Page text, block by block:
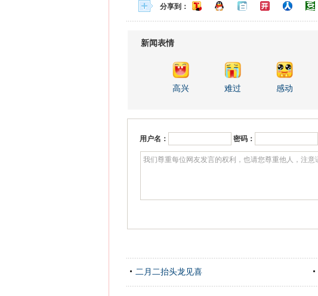
分享到：
新闻表情
高兴 难过 感动
用户名： 密码：
二月二抬头龙见喜